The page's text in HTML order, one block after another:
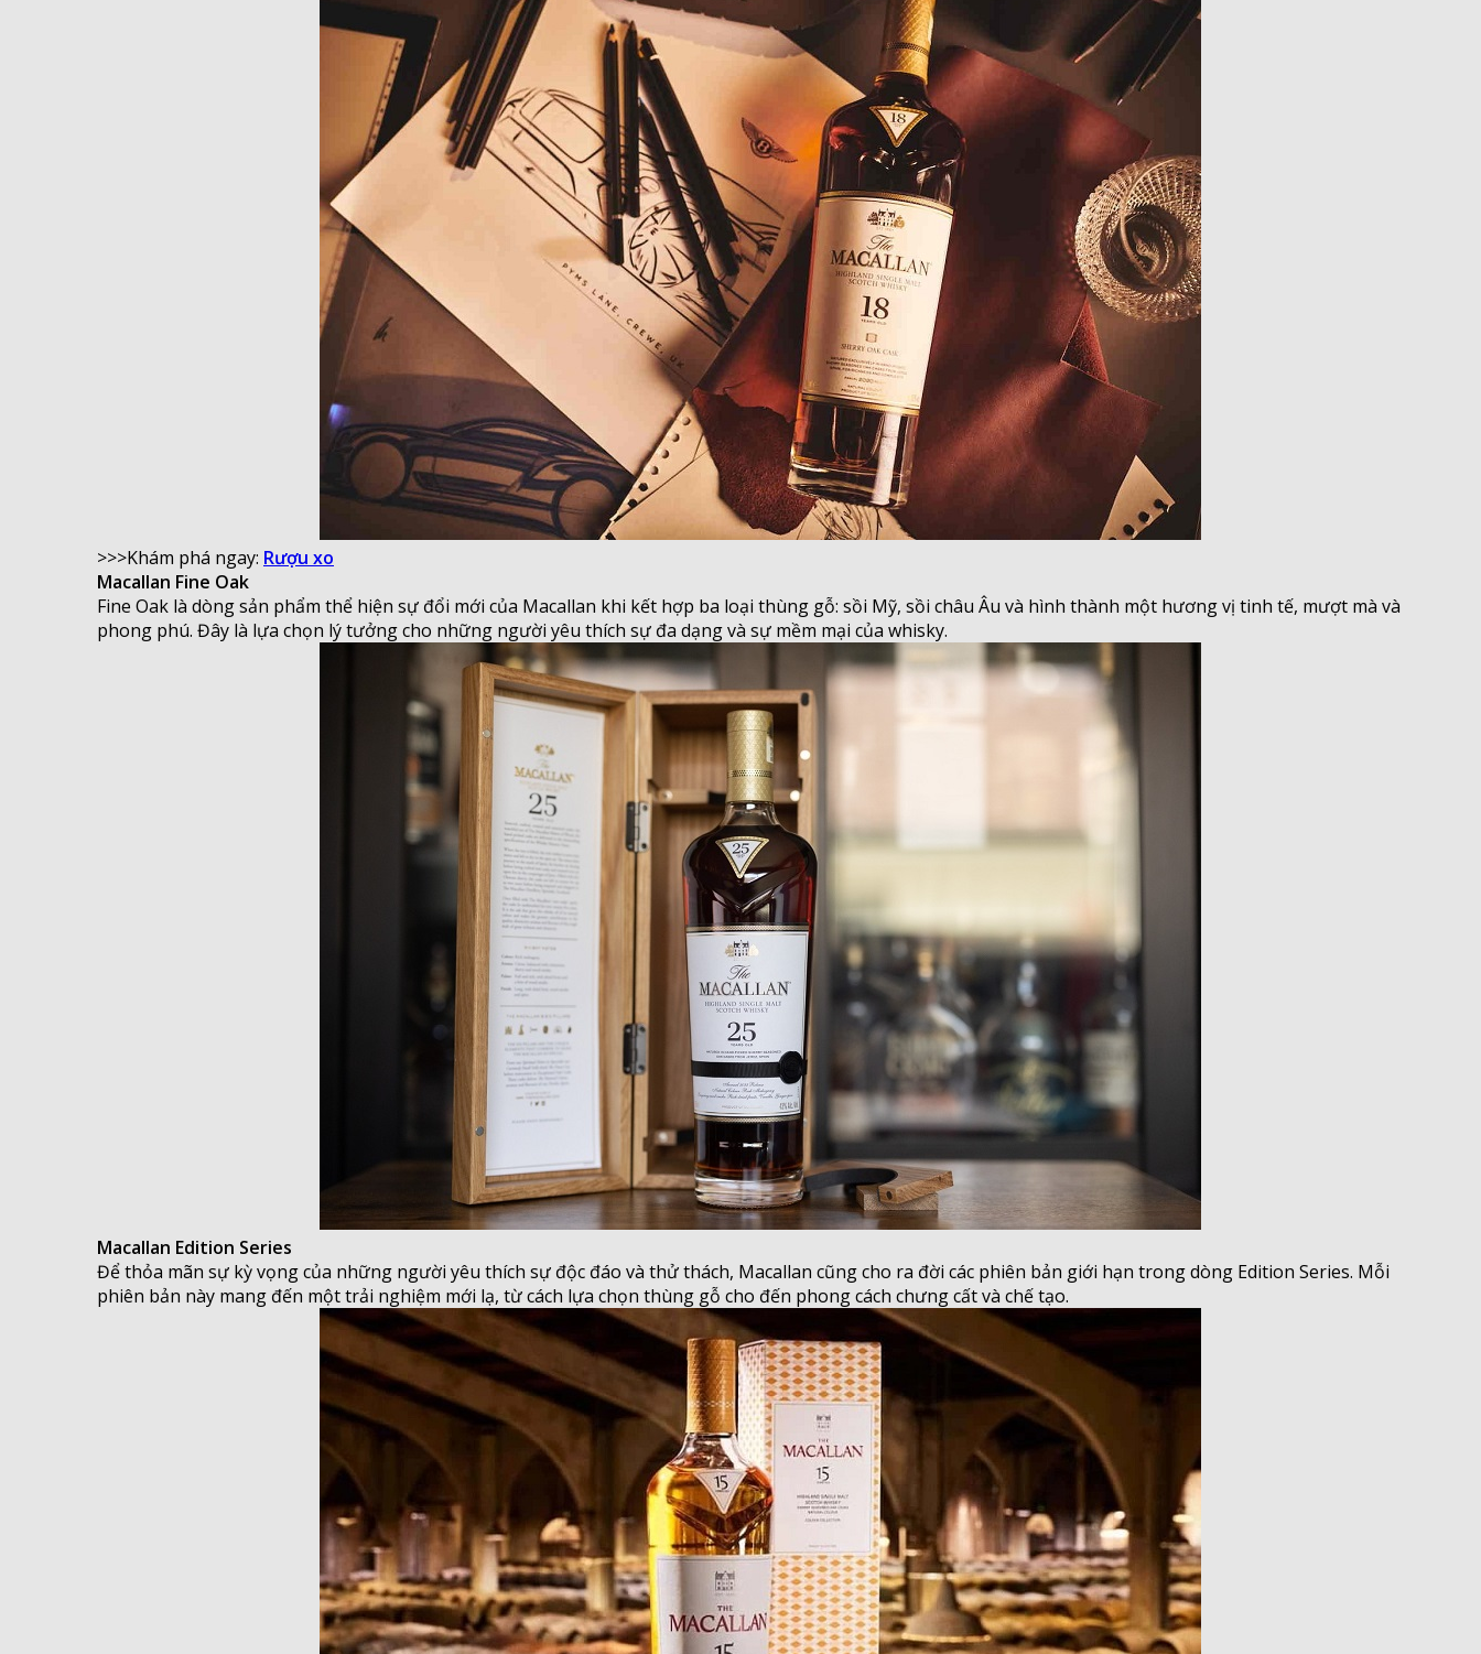
>>>Khám phá ngay: Rượu xo
Macallan Fine Oak
Fine Oak là dòng sản phẩm thể hiện sự đổi mới của Macallan khi kết hợp ba loại thùng gỗ: sồi Mỹ, sồi châu Âu và hình thành một hương vị tinh tế, mượt mà và
phong phú. Đây là lựa chọn lý tưởng cho những người yêu thích sự đa dạng và sự mềm mại của whisky.
Macallan Edition Series
Để thỏa mãn sự kỳ vọng của những người yêu thích sự độc đáo và thử thách, Macallan cũng cho ra đời các phiên bản giới hạn trong dòng Edition Series. Mỗi
phiên bản này mang đến một trải nghiệm mới lạ, từ cách lựa chọn thùng gỗ cho đến phong cách chưng cất và chế tạo.